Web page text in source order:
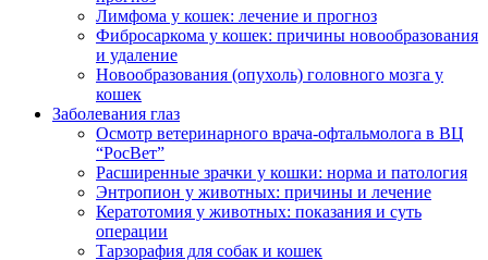
Лимфома у кошек: лечение и прогноз
Фибросаркома у кошек: причины новообразования
и удаление
Новообразования (опухоль) головного мозга у
кошек
Заболевания глаз
Осмотр ветеринарного врача-офтальмолога в ВЦ
“РосВет”
Расширенные зрачки у кошки: норма и патология
Энтропион у животных: причины и лечение
Кератотомия у животных: показания и суть
операции
Тарзорафия для собак и кошек